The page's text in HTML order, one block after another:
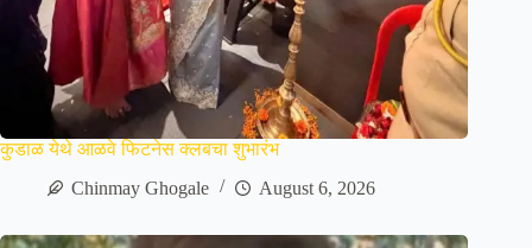
कुडाळ येथे आळवे फिटनेस क्लबचा शुभारंभ
Chinmay Ghogale
August 6, 2026